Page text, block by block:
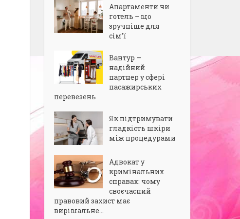
Апартаменти чи
готель – що
зручніше для
сім’ї
Вантур —
надійний
партнер у сфері
пасажирських
перевезень
Як підтримувати
гладкість шкіри
між процедурами
Адвокат у
кримінальних
справах: чому
своєчасний
правовий захист має
вирішальне...